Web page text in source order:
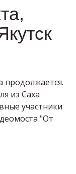
продолжается.
из Саха
участники
"От